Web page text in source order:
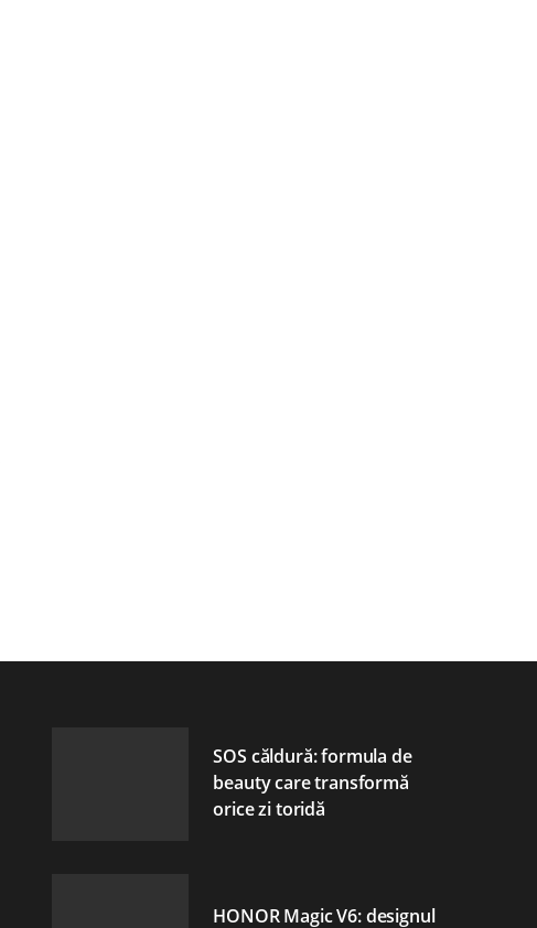
SOS căldură: formula de
beauty care transformă
orice zi toridă
HONOR Magic V6: designul